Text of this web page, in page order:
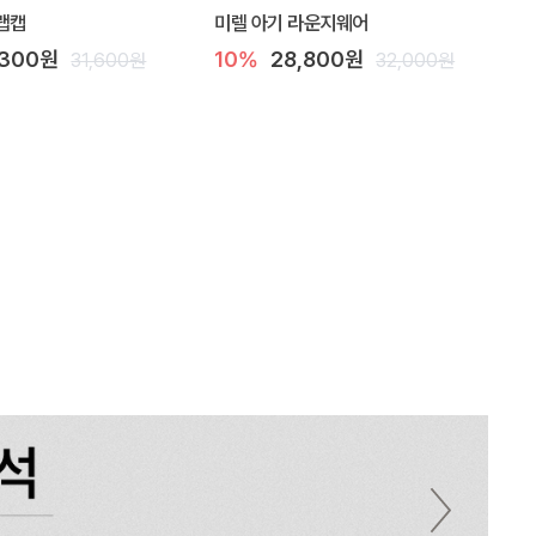
캡
원 31,600원
미렐 아기 라운지웨어
10% 28,800원 32,000원